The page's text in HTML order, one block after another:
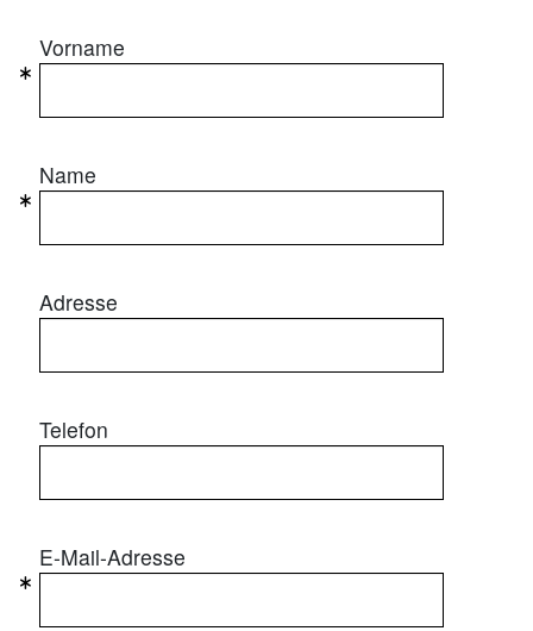
Vorname
Name
Adresse
Telefon
E-Mail-Adresse